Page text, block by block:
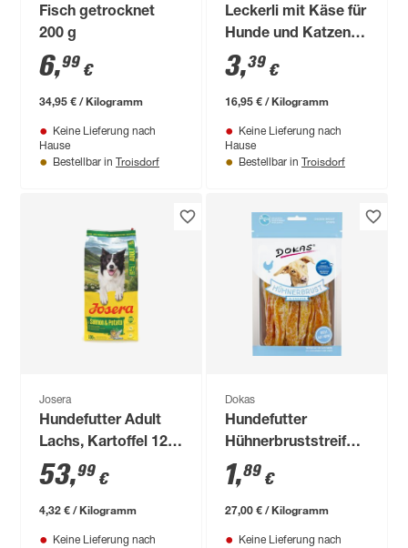
Fisch getrocknet
200 g
6,99 €
34,95 € / Kilogramm
Keine Lieferung nach
Hause
Bestellbar in Troisdorf
Leckerli mit Käse für
Hunde und Katzen
200 g
3,39 €
16,95 € / Kilogramm
Keine Lieferung nach
Hause
Bestellbar in Troisdorf
Josera
Hundefutter Adult
Lachs, Kartoffel 12,5
kg
53,99 €
4,32 € / Kilogramm
Keine Lieferung nach
Dokas
Hundefutter
Hühnerbruststreifen
70 g
1,89 €
27,00 € / Kilogramm
Keine Lieferung nach